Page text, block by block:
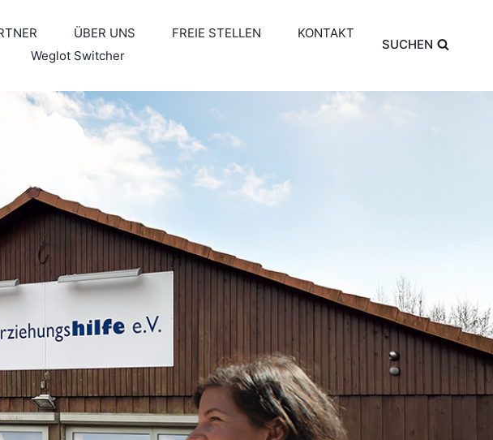
ÜBER UNS FREIE STELLEN
KONTAKT
Weglot Switcher
SUCHEN
e. V. button to reveal the full content.